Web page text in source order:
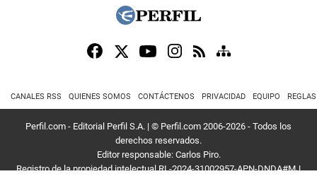
CANALES RSS QUIENES SOMOS CONTÁCTENOS PRIVACIDAD EQUIPO
Perfil.com - Editorial Perfil S.A. | © Perfil.com 2006-2026 - Todos los
derechos reservados.
Editor responsable: Carlos Piro.
Registro de la propiedad intelectual RL-2024-31002957-APN-DNDA#MJ